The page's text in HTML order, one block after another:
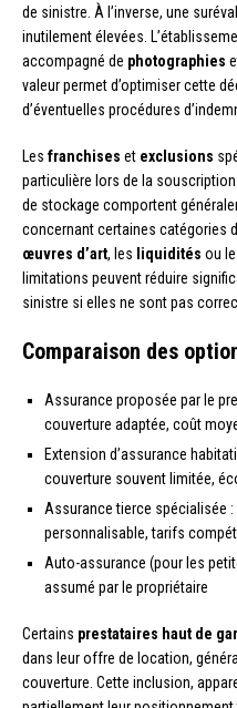
de sinistre. À l’inverse, une
inutilement élevées.
accompagné de photographies
valeur permet d’optimiser cette
d’éventuelles procédures
Les franchises et exclusions
particulière lors de la
de stockage comportent
concernant certaines catégories
œuvres d’art, les liquidités ou
limitations peuvent réduire
sinistre si elles ne sont pas
Comparaison des
Assurance proposée par le
couverture adaptée, coût
Extension d’assurance
couverture souvent limitée,
Assurance tierce spécialisée
personnalisable, tarifs
Auto-assurance (pour les
assumé par le propriétaire
Certains prestataires haut de
dans leur offre de location,
couverture. Cette inclusion,